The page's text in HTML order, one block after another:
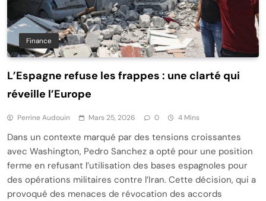
Finance
L’Espagne refuse les frappes : une clarté qui
réveille l’Europe
Perrine Audouin Mars 25, 2026 0 4 Mins
Dans un contexte marqué par des tensions croissantes
avec Washington, Pedro Sanchez a opté pour une position
ferme en refusant l’utilisation des bases espagnoles pour
des opérations militaires contre l’Iran. Cette décision, qui a
provoqué des menaces de révocation des accords